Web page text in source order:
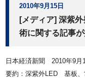
2010年9月15日
[メディア] 深紫
術に関する記事
日本経済新聞 2010年9
要約：深紫外LED 基板、